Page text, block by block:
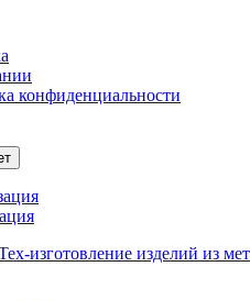
конфиденциальности